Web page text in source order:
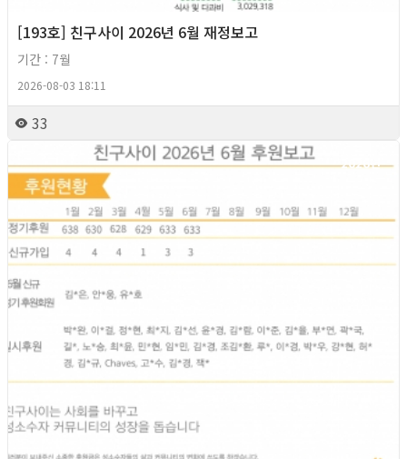
[193호] 친구사이 2026년 6월 재정보고
기간 : 7월
2026-08-03 18:11
33
2026년